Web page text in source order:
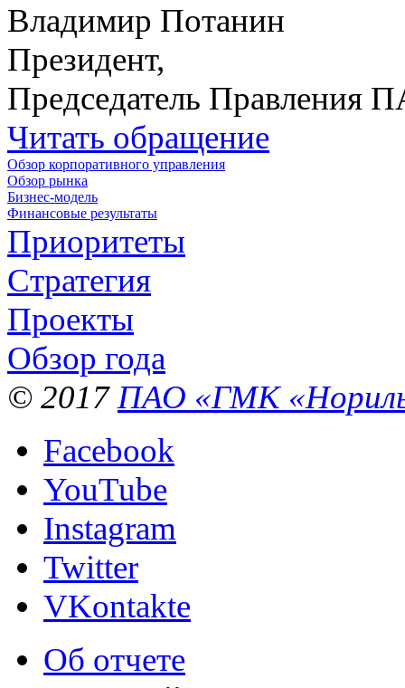
Владимир Потанин
Президент,
Председатель Правления
Читать обращение
Обзор корпоративного управления
Обзор рынка
Бизнес-модель
Финансовые результаты
Приоритеты
Стратегия
Проекты
Обзор года
© 2017 ПАО «ГМК
Facebook
YouTube
Instagram
Twitter
VKontakte
Об отчете